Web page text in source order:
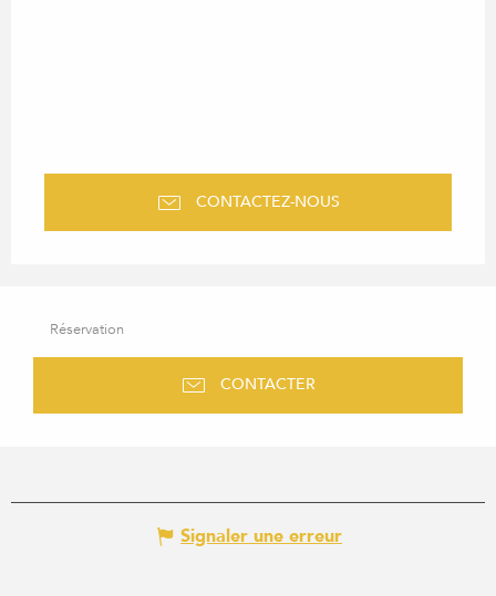
CONTACTEZ-NOUS
Réservation
CONTACTER
Signaler une erreur